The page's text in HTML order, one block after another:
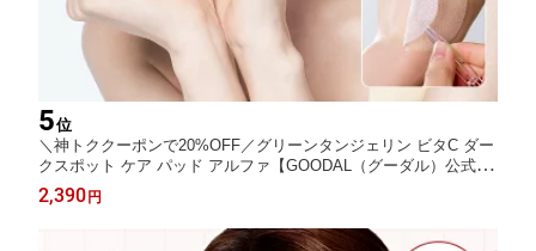
5位
＼神トククーポンで20%OFF／グリーンタンジェリン ビタC ダー
クスポット ケア パッド アルファ【GOODAL（グーダル）公式】
毛穴 角質 拭き取る 美容液 ふきとりシート ビタミンC 角質ケア
ピーリング ビタミンC 健康肌
2,390円